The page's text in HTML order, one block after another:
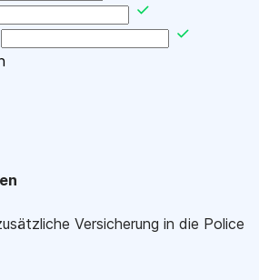
Versicherung in die Police